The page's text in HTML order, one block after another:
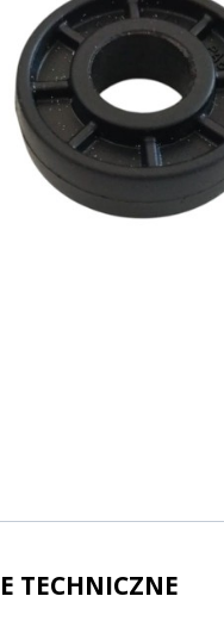
TECHNICZNE